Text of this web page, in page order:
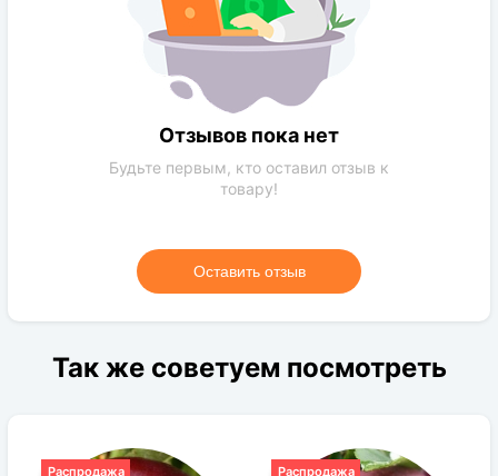
Глина, обычная почва нормального
качества, песок, чернозем
Отзывов пока нет
Будьте первым, кто оставил отзыв к
товару!
Оставить отзыв
Так же советуем посмотреть
Распродажа Распродажа